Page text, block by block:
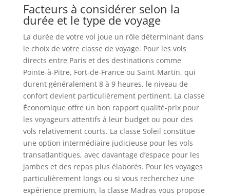
Facteurs à considérer selon la
durée et le type de voyage
La durée de votre vol joue un rôle déterminant dans
le choix de votre classe de voyage. Pour les vols
directs entre Paris et des destinations comme
Pointe-à-Pitre, Fort-de-France ou Saint-Martin, qui
durent généralement 8 à 9 heures, le niveau de
confort devient particulièrement pertinent. La classe
Économique offre un bon rapport qualité-prix pour
les voyageurs attentifs à leur budget ou pour des
vols relativement courts. La classe Soleil constitue
une option intermédiaire judicieuse pour les vols
transatlantiques, avec davantage d’espace pour les
jambes et des repas plus élaborés. Pour les voyages
particulièrement longs ou si vous recherchez une
expérience premium, la classe Madras vous propose